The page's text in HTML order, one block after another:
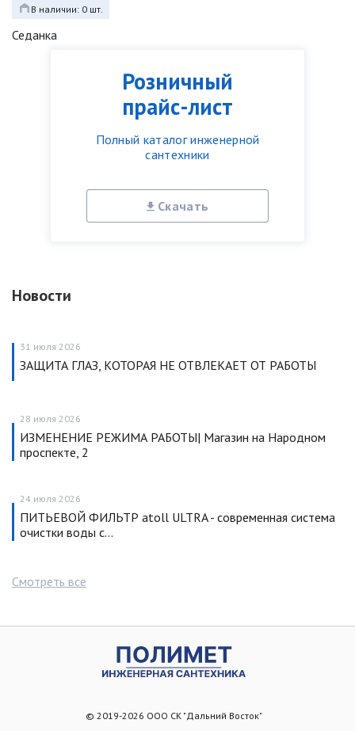
Розничный
прайс-лист
Полный каталог инженерной
сантехники
Скачать
Новости
31 июля 2026
ЗАЩИТА ГЛАЗ, КОТОРАЯ НЕ ОТВЛЕКАЕТ ОТ РАБОТЫ
28 июля 2026
ИЗМЕНЕНИЕ РЕЖИМА РАБОТЫ| Магазин на Народном
проспекте, 2
24 июля 2026
ПИТЬЕВОЙ ФИЛЬТР atoll ULTRA - современная система
очистки воды с…
Смотреть все
В наличии: 0 шт.
Седанка
© 2019-2026 ООО СК "Дальний Восток"